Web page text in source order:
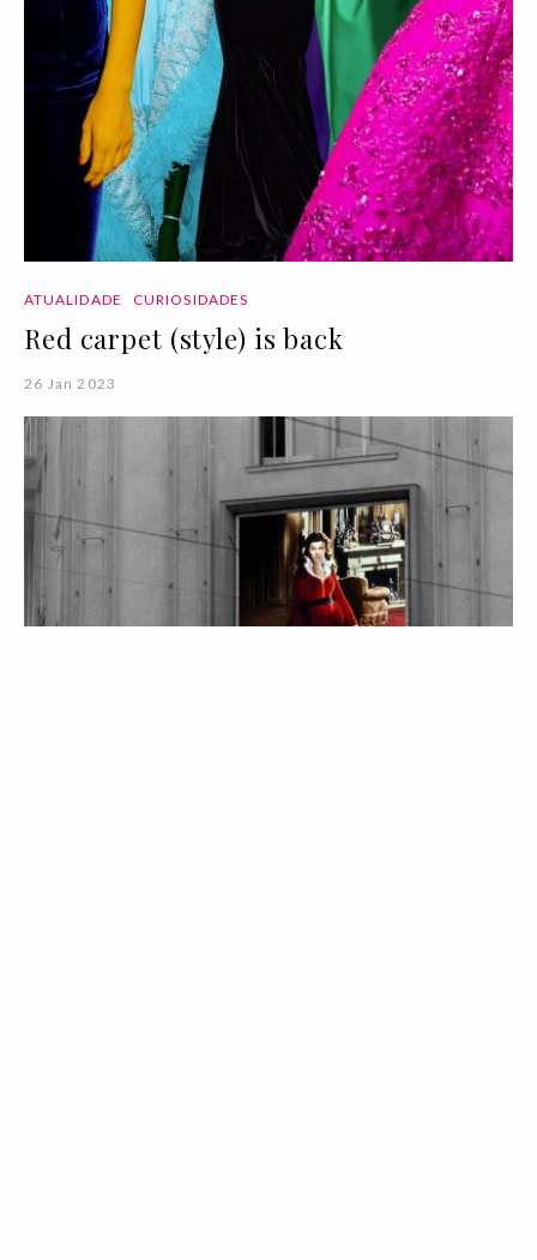
ATUALIDADE CURIOSIDADES
Red carpet (style) is back
26 Jan 2023